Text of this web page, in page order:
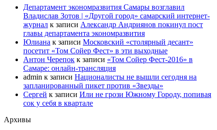
Департамент экономразвития Самары возглавил
Владислав Зотов | «Другой город» самарский интернет-
журнал к записи Александр Андриянов покинул пост
главы департамента экономразвития
Юлиана к записи Московский «столярный десант»
посетит «Том Сойер Фест» в эти выходные
Антон Черепок к записи «Том Сойер Фест-2016» в
Самаре: онлайн-трансляция
admin к записи Националисты не вышли сегодня на
запланированный пикет против «Звезды»
Сергей к записи Или не грози Южному Городу, попивая
сок у себя в квартале
Архивы